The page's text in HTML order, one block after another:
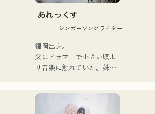
นุ่มนวล
แรก "Zatsuni Tamede" เมื่อ
วันที่ 23 มกราคม 2025
พวกเขานำเสนอเพลงใน
เรียงแบบวงดนตรี
あれっくす
シンガーソングライター
福岡出身。
父はドラマーで小さい頃よ
り音楽に触れていた。妹
家族で音楽を楽しむミュー
ジックファミリー。